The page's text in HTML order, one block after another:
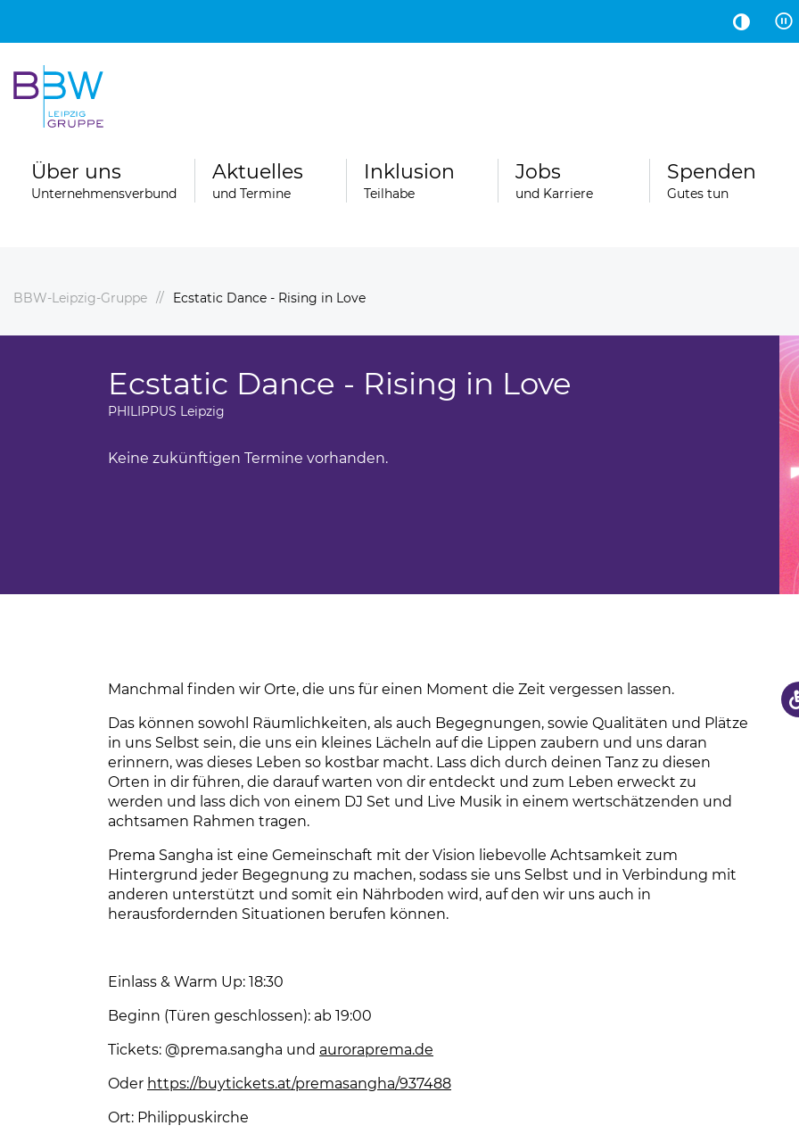
Über uns
Unternehmensverbund
Aktuelles
und Termine
Inklusion
Teilhabe
Jobs
und Karriere
Spenden
Gutes tun
Spenden
Ferienfahrten für Menschen mit Autismus
Sportwochen der Wolfgang-Mutzeck-Schule
BBW-Leipzig-Gruppe Ecstatic Dance - Rising in Love
Ecstatic Dance - Rising in Love
PHILIPPUS Leipzig
Keine zukünftigen Termine vorhanden.
Manchmal finden wir Orte, die uns für einen Moment die Zeit vergessen lassen.
Das können sowohl Räumlichkeiten, als auch Begegnungen, sowie Qualitäten und Plätze
in uns Selbst sein, die uns ein kleines Lächeln auf die Lippen zaubern und uns daran
erinnern, was dieses Leben so kostbar macht. Lass dich durch deinen Tanz zu diesen
Orten in dir führen, die darauf warten von dir entdeckt und zum Leben erweckt zu
werden und lass dich von einem DJ Set und Live Musik in einem wertschätzenden und
achtsamen Rahmen tragen.
Prema Sangha ist eine Gemeinschaft mit der Vision liebevolle Achtsamkeit zum
Hintergrund jeder Begegnung zu machen, sodass sie uns Selbst und in Verbindung mit
anderen unterstützt und somit ein Nährboden wird, auf den wir uns auch in
herausfordernden Situationen berufen können.
Einlass & Warm Up: 18:30
Beginn (Türen geschlossen): ab 19:00
Tickets: @prema.sangha und auroraprema.de
Oder https://buytickets.at/premasangha/937488
Ort: Philippuskirche